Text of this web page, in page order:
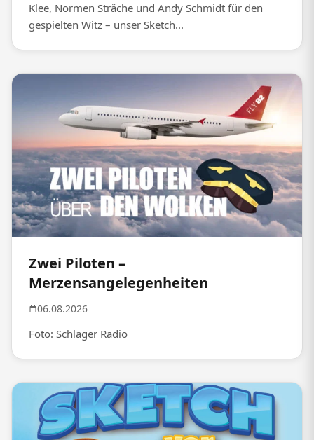
Klee, Normen Sträche und Andy Schmidt für den
gespielten Witz – unser Sketch...
Zwei Piloten –
Merzensangelegenheiten
06.08.2026
Foto: Schlager Radio